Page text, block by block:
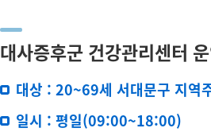
대사증후군 건강관리센터
대상 : 20~69세 서대문구 지역
일시 : 평일(09:00~18:00)